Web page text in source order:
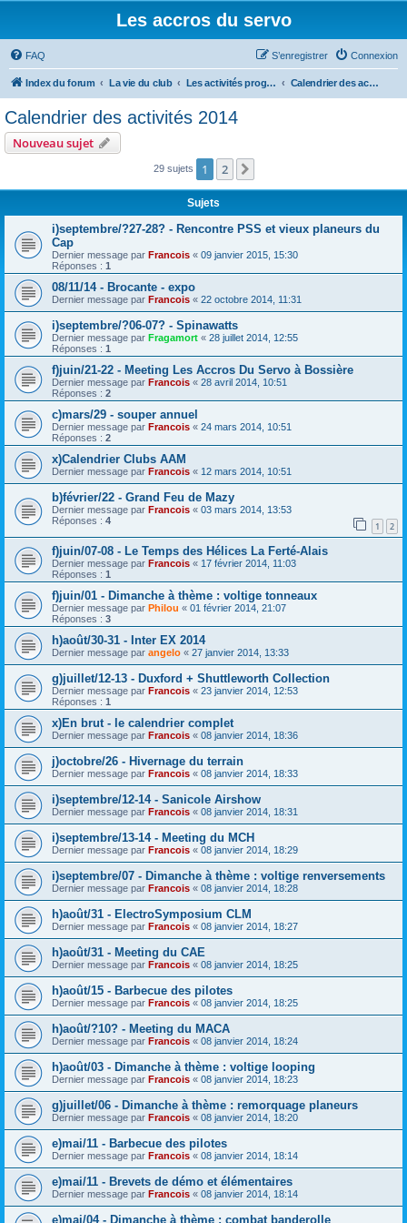
Les accros du servo
FAQ Connexion
S’enregistrer
Index du forum La vie du club Les activités programmées Calendrier des activités 2014
Calendrier des activités 2014
Nouveau sujet
29 sujets 1 2
Sujets
i)septembre/?27-28? - Rencontre PSS et vieux planeurs du
Cap
Dernier message par Francois « 09 janvier 2015, 15:30
Réponses : 1
08/11/14 - Brocante - expo
Dernier message par Francois « 22 octobre 2014, 11:31
i)septembre/?06-07? - Spinawatts
Dernier message par Fragamort « 28 juillet 2014, 12:55
Réponses : 1
f)juin/21-22 - Meeting Les Accros Du Servo à Bossière
Dernier message par Francois « 28 avril 2014, 10:51
Réponses : 2
c)mars/29 - souper annuel
Dernier message par Francois « 24 mars 2014, 10:51
Réponses : 2
x)Calendrier Clubs AAM
Dernier message par Francois « 12 mars 2014, 10:51
b)février/22 - Grand Feu de Mazy
Dernier message par Francois « 03 mars 2014, 13:53
Réponses : 4 1 2
f)juin/07-08 - Le Temps des Hélices La Ferté-Alais
Dernier message par Francois « 17 février 2014, 11:03
Réponses : 1
f)juin/01 - Dimanche à thème : voltige tonneaux
Dernier message par Philou « 01 février 2014, 21:07
Réponses : 3
h)août/30-31 - Inter EX 2014
Dernier message par angelo « 27 janvier 2014, 13:33
g)juillet/12-13 - Duxford + Shuttleworth Collection
Dernier message par Francois « 23 janvier 2014, 12:53
Réponses : 1
x)En brut - le calendrier complet
Dernier message par Francois « 08 janvier 2014, 18:36
j)octobre/26 - Hivernage du terrain
Dernier message par Francois « 08 janvier 2014, 18:33
i)septembre/12-14 - Sanicole Airshow
Dernier message par Francois « 08 janvier 2014, 18:31
i)septembre/13-14 - Meeting du MCH
Dernier message par Francois « 08 janvier 2014, 18:29
i)septembre/07 - Dimanche à thème : voltige renversements
Dernier message par Francois « 08 janvier 2014, 18:28
h)août/31 - ElectroSymposium CLM
Dernier message par Francois « 08 janvier 2014, 18:27
h)août/31 - Meeting du CAE
Dernier message par Francois « 08 janvier 2014, 18:25
h)août/15 - Barbecue des pilotes
Dernier message par Francois « 08 janvier 2014, 18:25
h)août/?10? - Meeting du MACA
Dernier message par Francois « 08 janvier 2014, 18:24
h)août/03 - Dimanche à thème : voltige looping
Dernier message par Francois « 08 janvier 2014, 18:23
g)juillet/06 - Dimanche à thème : remorquage planeurs
Dernier message par Francois « 08 janvier 2014, 18:20
e)mai/11 - Barbecue des pilotes
Dernier message par Francois « 08 janvier 2014, 18:14
e)mai/11 - Brevets de démo et élémentaires
Dernier message par Francois « 08 janvier 2014, 18:14
e)mai/04 - Dimanche à thème : combat banderolle